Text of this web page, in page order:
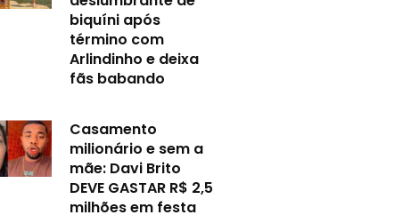
biquíni após
término com
Arlindinho e deixa
fãs babando
Casamento
milionário e sem a
mãe: Davi Brito
DEVE GASTAR R$ 2,5
milhões em festa